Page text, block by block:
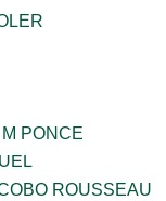
PONCE
ROUSSEAU